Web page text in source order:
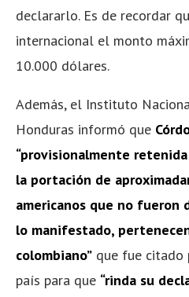
declararlo. Es de recordar
internacional el monto
10.000 dólares.
Además, el Instituto
Honduras informó que
“provisionalmente
la portación de
americanos que no fueron
lo manifestado,
colombiano” que fue citado
país para que “rinda su